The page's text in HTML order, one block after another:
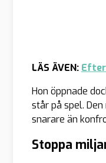
LÄS ÄVEN:
Hon öppnade
står på spel.
snarare än
Stoppa